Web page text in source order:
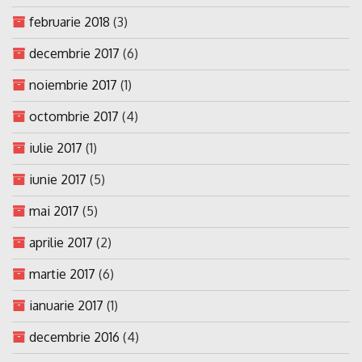
februarie 2018 (3)
decembrie 2017 (6)
noiembrie 2017 (1)
octombrie 2017 (4)
iulie 2017 (1)
iunie 2017 (5)
mai 2017 (5)
aprilie 2017 (2)
martie 2017 (6)
ianuarie 2017 (1)
decembrie 2016 (4)